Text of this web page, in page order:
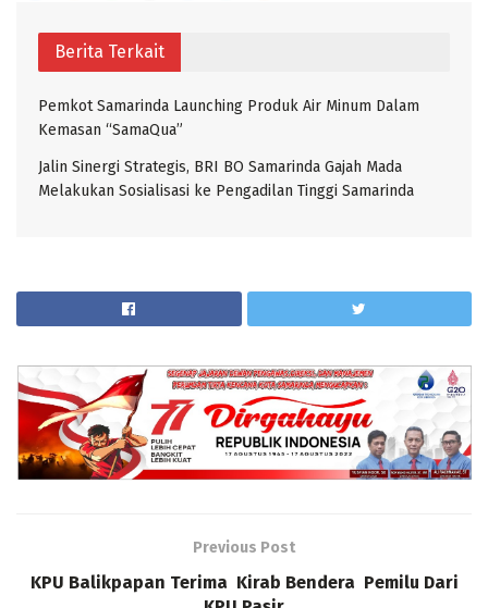
Berita Terkait
Pemkot Samarinda Launching Produk Air Minum Dalam
Kemasan “SamaQua”
Jalin Sinergi Strategis, BRI BO Samarinda Gajah Mada
Melakukan Sosialisasi ke Pengadilan Tinggi Samarinda
Previous Post
KPU Balikpapan Terima Kirab Bendera Pemilu Dari